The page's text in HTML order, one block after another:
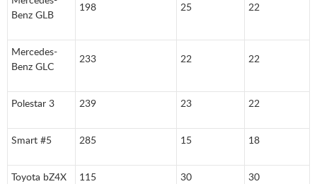
Benz GLB
198 25 22
Mercedes-
Benz GLC
233 22 22
Polestar 3 239 23 22
Smart #5 285 15 18
Toyota bZ4X 115 30 30